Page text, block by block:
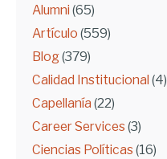
Alumni (65)
Artículo (559)
Blog(379)
Calidad Institucional (4)
Capellanía (22)
Career Services (3)
Ciencias Políticas (16)